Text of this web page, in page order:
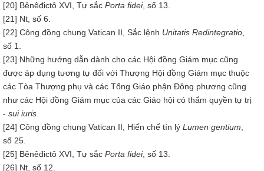
[20] Bênêđictô XVI, Tự sắc Porta fidei, số 13.
[21] Nt, số 6.
[22] Công đồng chung Vatican II, Sắc lệnh Unitatis Redintegratio
số 1.
[23] Những hướng dẫn dành cho các Hội đồng Giám mục cũng
được áp dụng tương tự đối với Thượng Hội đồng Giám mục thuộc
các Tòa Thượng phụ và các Tổng Giáo phận Đông phương cũng
như các Hội đồng Giám mục của các Giáo hội có thẩm quyền tự trị
- sui iuris
[24] Công đồng chung Vatican II, Hiến chế tín lý Lumen gentium
số 25.
[25] Bênêđictô XVI, Tự sắc Porta fidei, số 13.
[26] Nt, số 12.